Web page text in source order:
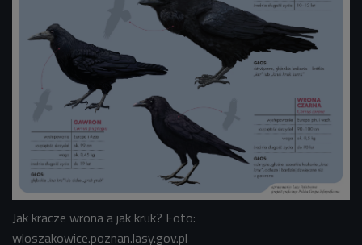
Jak kracze wrona a jak kruk? Foto:
wloszakowice.poznan.lasy.gov.pl